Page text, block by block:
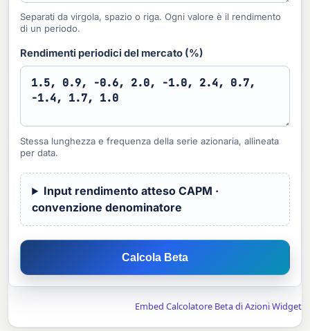
Separati da virgola, spazio o riga. Ogni valore è il rendimento
di un periodo.
Rendimenti periodici del mercato (%)
Stessa lunghezza e frequenza della serie azionaria, allineata
per data.
Input rendimento atteso CAPM ·
convenzione denominatore
Calcola Beta
Embed Calcolatore Beta di Azioni Widget